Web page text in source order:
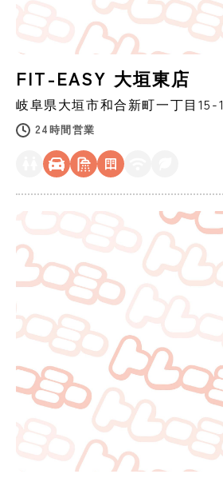
FIT-EASY 大垣東店
岐阜県大垣市和合新町一丁目15-1
24時間営業